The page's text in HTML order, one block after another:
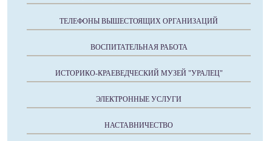
ТЕЛЕФОНЫ ВЫШЕСТОЯЩИХ ОРГАНИЗАЦИЙ
ВОСПИТАТЕЛЬНАЯ РАБОТА
ИСТОРИКО-КРАЕВЕДЧЕСКИЙ МУЗЕЙ "УРАЛЕЦ"
ЭЛЕКТРОННЫЕ УСЛУГИ
НАСТАВНИЧЕСТВО